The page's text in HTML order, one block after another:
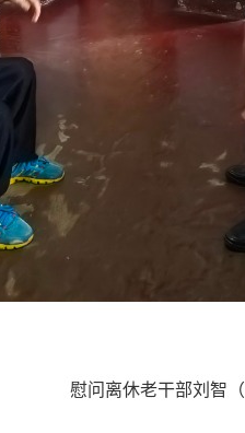
慰问离休老干部刘智（